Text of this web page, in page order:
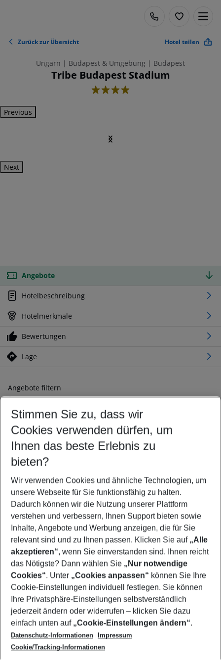
Zurück zur Übersicht Hotel teilen
Ungarn | Budapest & Umgebung | Budapest
Tribe Budapest Stadium
4
Previous
Next
Angebote
Hotelbeschreibung
Hotelmerkmale
Bewertungen
Lage
Angebote filtern
Ändern Sie Ihre Kriterien nach Ihren Wünschen
Abflughafen wählen
Beliebiger Abflughafen
Reisezeitraum wählen
10.08.26– 08.08.27 5-8 Nächte
2 Erwachsene Keine Kinder
Mehr Filter anzeigen
Footer
Footer navigation
Über uns
AGB
Cookie-Einstellungen ändern
Cookie-Richtlinie
Datenschutz
Service & Hilfe
Barrierefreies Reisen
Check-in
Folgen Sie uns
Stimmen Sie zu, dass wir
Cookies verwenden dürfen, um
Ihnen das beste Erlebnis zu
bieten?
Wir verwenden Cookies und ähnliche Technologien, um
unsere Webseite für Sie funktionsfähig zu halten.
Dadurch können wir die Nutzung unserer Plattform
verstehen und verbessern, Ihnen Support bieten sowie
Inhalte, Angebote und Werbung anzeigen, die für Sie
relevant sind und zu Ihnen passen. Klicken Sie auf „Alle
akzeptieren“, wenn Sie einverstanden sind. Ihnen reicht
das Nötigste? Dann wählen Sie „Nur notwendige
Cookies“. Unter „Cookies anpassen“ können Sie Ihre
Cookie-Einstellungen individuell festlegen. Sie können
Ihre Privatsphäre-Einstellungen selbstverständlich
jederzeit ändern oder widerrufen – klicken Sie dazu
einfach unten auf „Cookie-Einstellungen ändern“.
Datenschutz-Informationen
Impressum
Cookie/Tracking-Informationen